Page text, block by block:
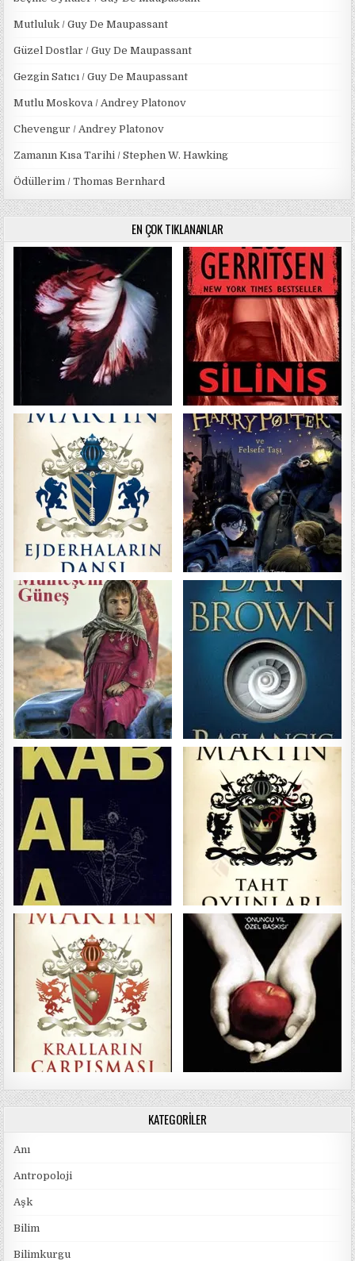
Mutluluk / Guy De Maupassant
Güzel Dostlar / Guy De Maupassant
Gezgin Satıcı / Guy De Maupassant
Mutlu Moskova / Andrey Platonov
Chevengur / Andrey Platonov
Zamanın Kısa Tarihi / Stephen W. Hawking
Ödüllerim / Thomas Bernhard
EN ÇOK TIKLANANLAR
KATEGORILER
Anı
Antropoloji
Aşk
Bilim
Bilimkurgu